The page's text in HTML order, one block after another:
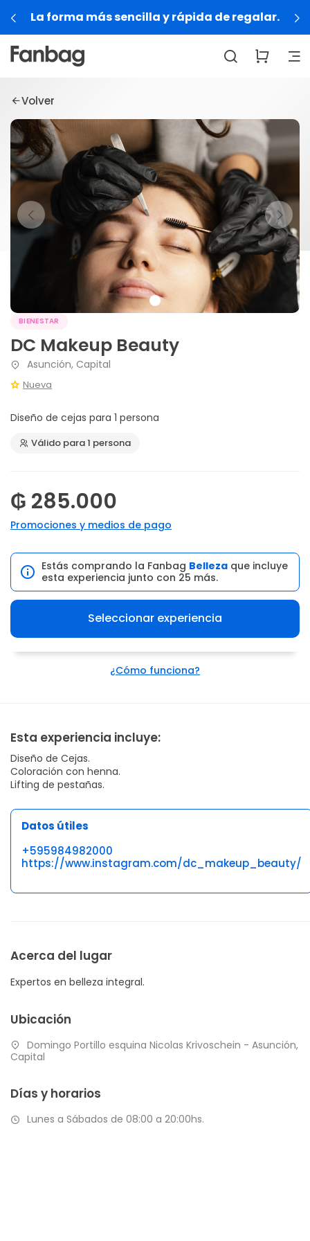
La forma más sencilla y rápida de regalar.
Volver
BIENESTAR
DC Makeup Beauty
Asunción, Capital
Nueva
Diseño de cejas para 1 persona
Válido para 1 persona
₲ 285.000
Promociones y medios de pago
Estás comprando la Fanbag Belleza que incluye
esta experiencia junto con 25 más.
Seleccionar experiencia
¿Cómo funciona?
Esta experiencia incluye:
Diseño de Cejas.
Coloración con henna.
Lifting de pestañas.
Datos útiles
+595984982000
https://www.instagram.com/dc_makeup_beauty/
Acerca del lugar
Expertos en belleza integral.
Ubicación
Domingo Portillo esquina Nicolas Krivoschein - Asunción,
Capital
Días y horarios
Lunes a Sábados de 08:00 a 20:00hs.